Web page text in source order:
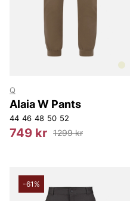
Q
Alaia W Pants
44 46 48 50 52
749 kr 1299 kr
-61%